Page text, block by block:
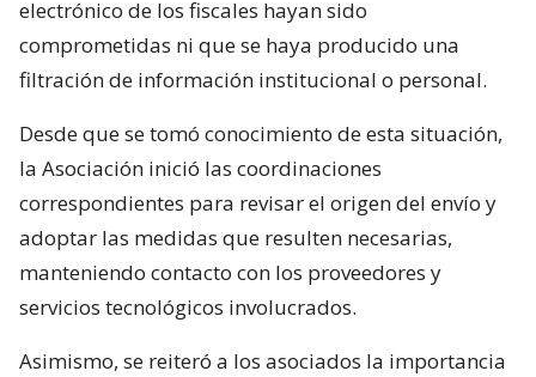
electrónico de los fiscales hayan sido
comprometidas ni que se haya producido una
filtración de información institucional o personal.
Desde que se tomó conocimiento de esta situación,
la Asociación inició las coordinaciones
correspondientes para revisar el origen del envío y
adoptar las medidas que resulten necesarias,
manteniendo contacto con los proveedores y
servicios tecnológicos involucrados.
Asimismo, se reiteró a los asociados la importancia